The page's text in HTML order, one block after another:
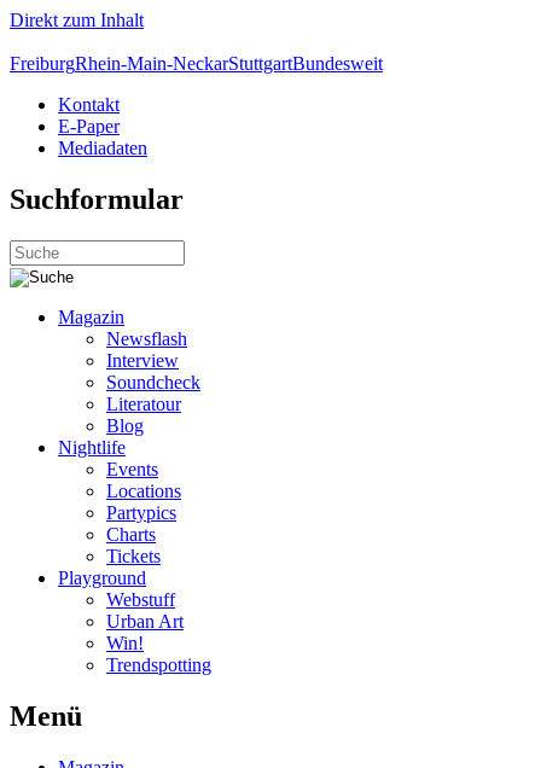
Direkt zum Inhalt
FreiburgRhein-Main-NeckarStuttgartBundesweit
Kontakt
E-Paper
Mediadaten
Suchformular
Magazin
Newsflash
Interview
Soundcheck
Literatour
Blog
Nightlife
Events
Locations
Partypics
Charts
Tickets
Playground
Webstuff
Urban Art
Win!
Trendspotting
Menü